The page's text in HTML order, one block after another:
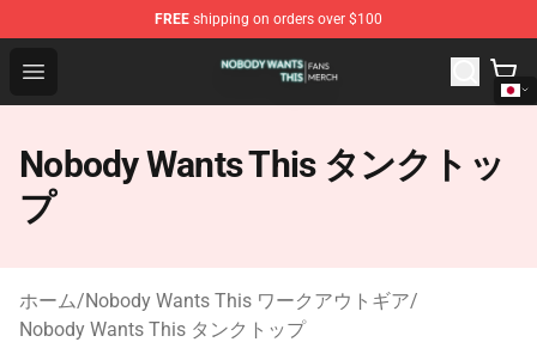
FREE shipping on orders over $100
Open menu
Nobody Wants This Shop - Official Nobody Wants This
Nobody Wants This タンクトッ
プ
ホーム/Nobody Wants This ワークアウトギア/
Nobody Wants This タンクトップ